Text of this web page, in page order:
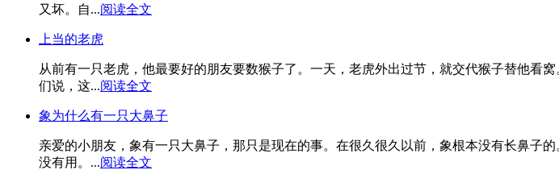
又坏。自...阅读全文
上当的老虎
从前有一只老虎，他最要好的朋友要数猴子了。一天，老虎外出过节，就交代猴子替他看
们说，这...阅读全文
象为什么有一只大鼻子
亲爱的小朋友，象有一只大鼻子，那只是现在的事。在很久很久以前，象根本没有长鼻子
没有用。...阅读全文